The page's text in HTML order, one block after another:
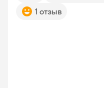
1 отзыв